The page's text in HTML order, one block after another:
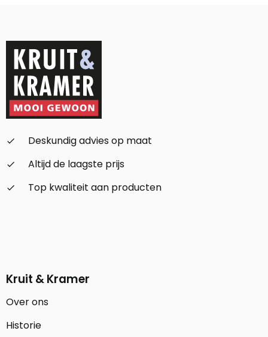
check_small
Deskundig advies op maat
check_small
Altijd de laagste prijs
check_small
Top kwaliteit aan producten
Kruit & Kramer
Over ons
Historie